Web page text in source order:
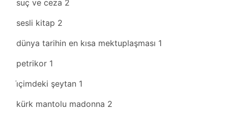
suç ve ceza 2
sesli kitap 2
dünya tarihin en kısa mektuplaşması 1
petrikor 1
i̇çimdeki şeytan 1
kürk mantolu madonna 2